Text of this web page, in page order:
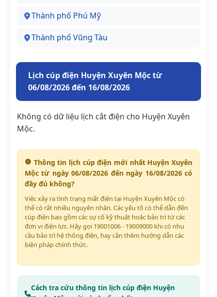
Thành phố Phú Mỹ
Thành phố Vũng Tàu
Lịch cúp điện Huyện Xuyên Mộc từ
06/08/2026 đến 16/08/2026
Không có dữ liệu lịch cắt điện cho Huyện Xuyên
Mộc.
Thông tin lịch cúp điện mới nhất Huyện Xuyên
Mộc từ ngày 06/08/2026 đến ngày 16/08/2026 có
đầy đủ không?
Việc xảy ra tình trạng mất điện tại Huyện Xuyên Mộc có
thể có rất nhiều nguyên nhân. Các yếu tố có thể dẫn đến
cúp điện bao gồm các sự cố kỹ thuật hoặc bảo trì từ các
đơn vị điện lực. Hãy gọi 19001006 - 19009000 khi có nhu
cầu bảo trì hệ thống điện, hay cần thêm hướng dẫn các
biện pháp chính thức.
Cách tra cứu thông tin lịch cúp điện Huyện